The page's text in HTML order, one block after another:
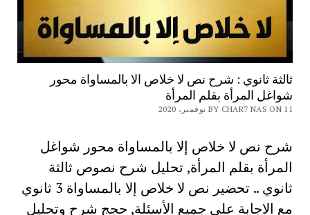
ثالثة ثانوي : شرح نص لا خلاص الا بالمساواة محور
شواغل المرأة بقلم المرأة
BY CHAR7 NAS ON 11 نوفمبر، 2020
شرح نص لا خلاص إلا بالمساواة محور شواغل
المرأة بقلم المرأة, تحليل شرح نصوص ثالثة
ثانوي .. تحضير نص لا خلاص إلا بالمساواة 3 ثانوي
مع الاجابة على جميع الأسئلة, حجج شرح وتحليل